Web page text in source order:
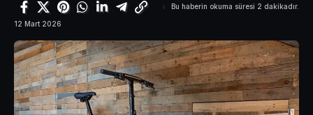
12 Mart 2026
Bu haberin okuma süresi 2 dakikadır.